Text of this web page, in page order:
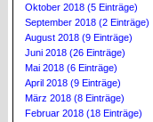
Oktober 2018 (5 Einträge)
September 2018 (2 Einträge)
August 2018 (9 Einträge)
Juni 2018 (26 Einträge)
Mai 2018 (6 Einträge)
April 2018 (9 Einträge)
März 2018 (8 Einträge)
Februar 2018 (18 Einträge)